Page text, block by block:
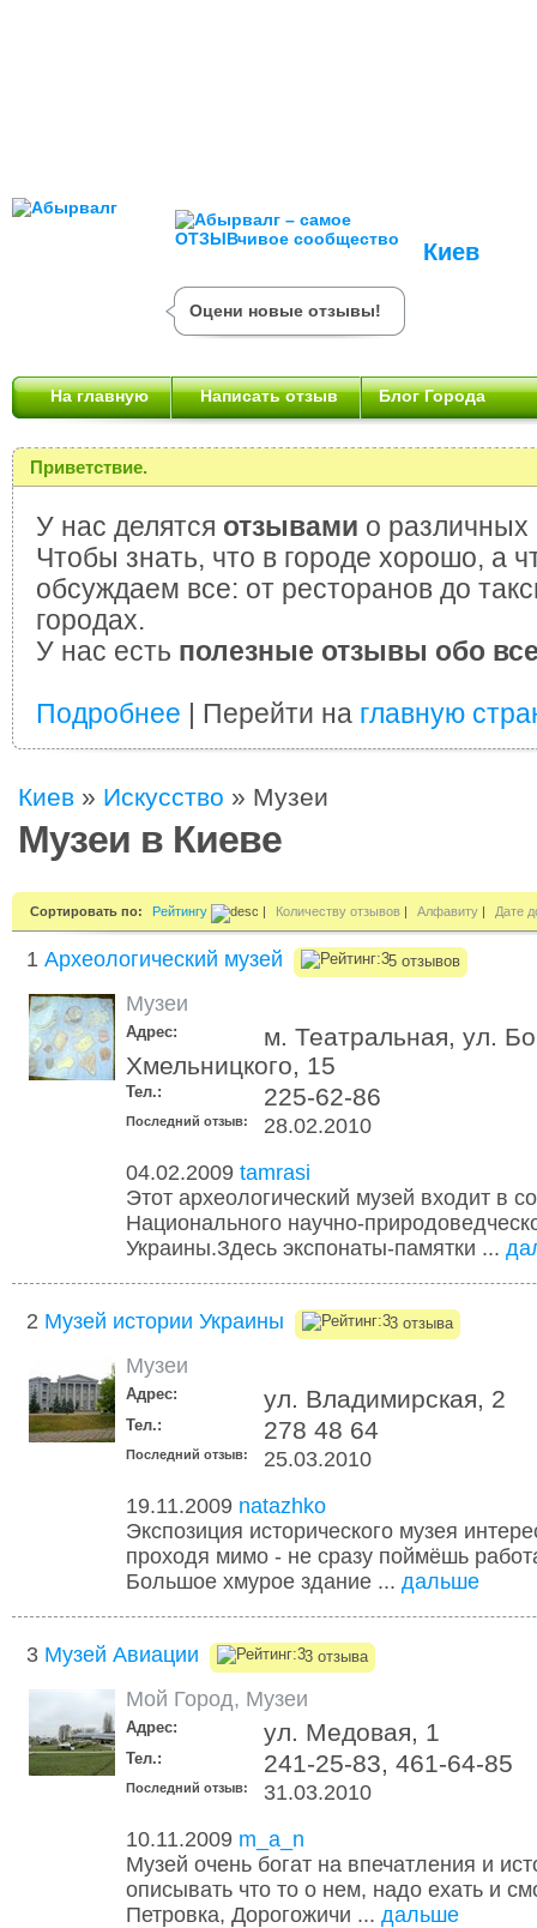
Киев
Оцени новые отзывы!
На главную Написать отзыв Блог Города
Приветствие.
У нас делятся отзывами о различных
Чтобы знать, что в городе хорошо, а
обсуждаем все: от ресторанов до
городах.
У нас есть полезные отзывы обо
Подробнее | Перейти на главную
Киев » Искусство » Музеи
Музеи в Киеве
Сортировать по: Рейтингу | Количеству отзывов | Алфавиту | Дате
1 Археологический музей 5 отзывов
Музеи
Адрес:
м. Театральная, ул.
Хмельницкого, 15
Тел.: 225-62-86
Последний отзыв:
28.02.2010
04.02.2009 tamrasi
Этот археологический музей входит в
Национального научно-
Украины.Здесь экспонаты-памятки ...
2 Музей истории Украины 3 отзыва
Музеи
Адрес: ул. Владимирская, 2
Тел.: 278 48 64
Последний отзыв:
25.03.2010
19.11.2009 natazhko
Экспозиция исторического музея
проходя мимо - не сразу поймёшь
Большое хмурое здание ... дальше
3 Музей Авиации 3 отзыва
Мой Город, Музеи
Адрес: ул. Медовая, 1
Тел.: 241-25-83, 461-64-85
Последний отзыв:
31.03.2010
10.11.2009 m_a_n
Музей очень богат на впечатления и
описывать что то о нем, надо ехать и
Петровка, Дорогожичи ... дальше